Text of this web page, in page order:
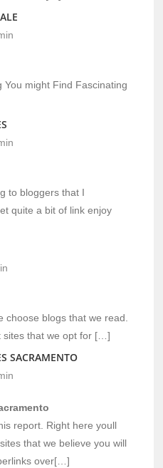
might Find Fascinating
to bloggers that I
quite a bit of link enjoy
blogs that we read.
sites that we opt for […]
SACRAMENTO
report. Right here youll
that we believe you will
over[…]